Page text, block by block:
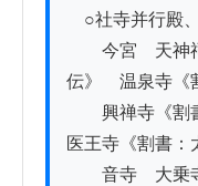
○社寺并行殿
今宮　天神祠
伝》　温泉寺《
興禅寺《割
医王寺《割書：
音寺　大乗寺